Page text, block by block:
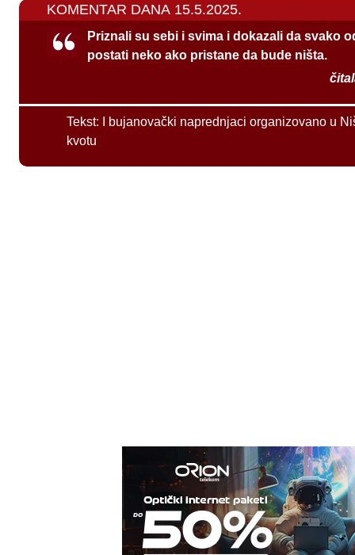
KOMENTAR DANA 15.5.2025.
Priznali su sebi i svima i dokazali da svako
postati neko ako pristane da bude ništa.
Tekst:
I bujanovački naprednjaci organizovano u
kvotu